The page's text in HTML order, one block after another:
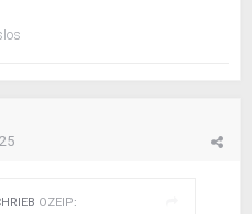
OZEIP: